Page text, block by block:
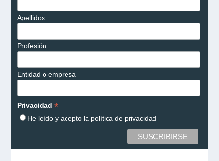
Apellidos
Profesión
Entidad o empresa
Privacidad *
He leído y acepto la política de privacidad